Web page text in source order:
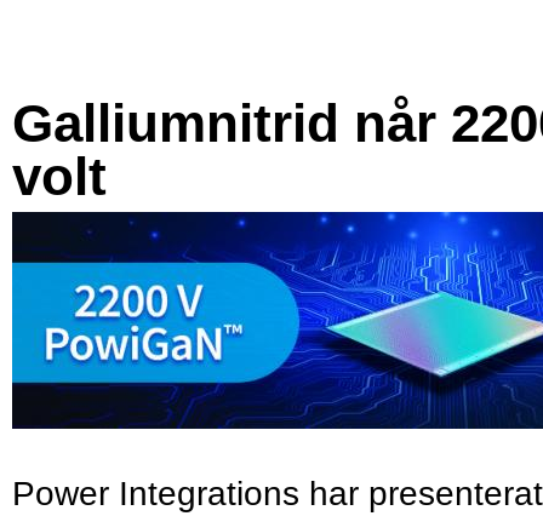
Galliumnitrid når
volt
Power Integrations har presenterat